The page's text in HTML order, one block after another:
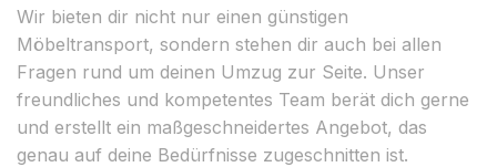
Wir bieten dir nicht nur einen günstigen
Möbeltransport, sondern stehen dir auch bei allen
Fragen rund um deinen Umzug zur Seite. Unser
freundliches und kompetentes Team berät dich gerne
und erstellt ein maßgeschneidertes Angebot, das
genau auf deine Bedürfnisse zugeschnitten ist.